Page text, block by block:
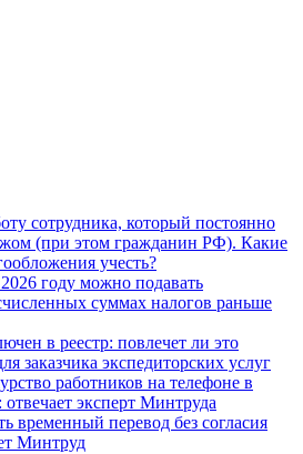
сотрудника, который постоянно
(при этом гражданин РФ). Какие
учесть?
году можно подавать
суммах налогов раньше
в реестр: повлечет ли это
заказчика экспедиторских услуг
работников на телефоне в
эксперт Минтруда
временный перевод без согласия
Минтруд